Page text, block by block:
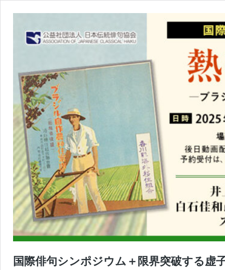
国際俳句シンポジウム＋限界突破する